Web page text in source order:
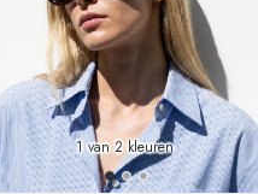
1van 2 kleuren